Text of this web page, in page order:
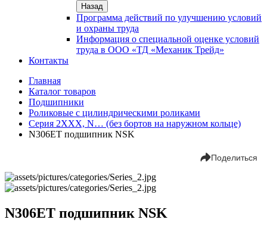
Назад
Программа действий по улучшению условий
и охраны труда
Информация о специальной оценке условий
труда в ООО «ТД «Механик Трейд»
Контакты
Главная
Каталог товаров
Подшипники
Роликовые с цилиндрическими роликами
Серия 2ХХХ, N… (без бортов на наружном кольце)
N306ET подшипник NSK
Поделиться
N306ET подшипник NSK